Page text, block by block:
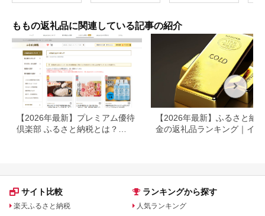
季節限定 冷蔵 農家直
白桃 なつっこ 紅くに
か 川中島白桃 [韮崎市
桃農家の産直 山梨県
韮崎市 20745235]
ももの返礼品に関連している記事の紹介
【2026年最新】プレミアム優待
倶楽部 ふるさと納税とは？
【2026年最新】ふるさと納
金の返礼品ランキング｜イン
サイト比較
楽天ふるさと納税
ランキングから探す
人気ランキング